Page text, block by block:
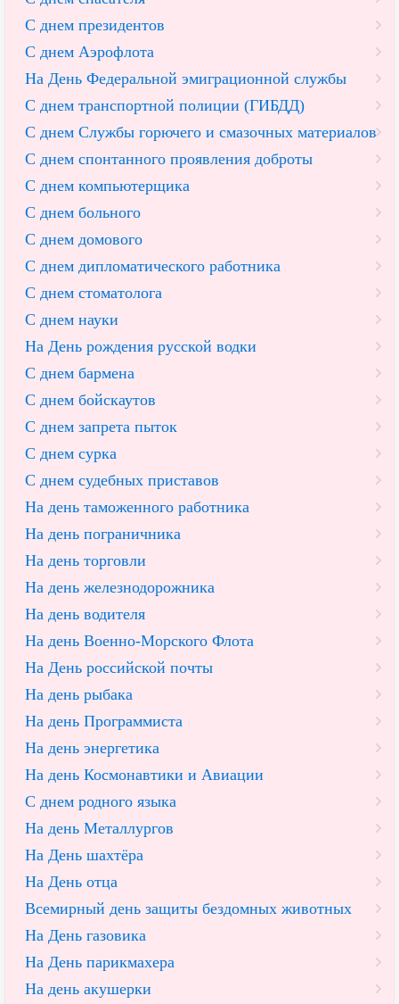
С днем президентов
С днем Аэрофлота
На День Федеральной эмиграционной службы
С днем транспортной полиции (ГИБДД)
С днем Службы горючего и смазочных материалов
С днем спонтанного проявления доброты
С днем компьютерщика
С днем больного
С днем домового
С днем дипломатического работника
С днем стоматолога
С днем науки
На День рождения русской водки
С днем бармена
С днем бойскаутов
С днем запрета пыток
С днем сурка
С днем судебных приставов
На день таможенного работника
На день пограничника
На день торговли
На день железнодорожника
На день водителя
На день Военно-Морского Флота
На День российской почты
На день рыбака
На день Программиста
На день энергетика
На день Космонавтики и Авиации
С днем родного языка
На день Металлургов
На День шахтёра
На День отца
Всемирный день защиты бездомных животных
На День газовика
На День парикмахера
На день акушерки